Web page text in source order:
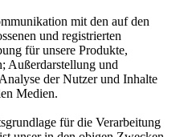
mit den auf den
und registrierten
für unsere Produkte,
Außerdarstellung und
der Nutzer und Inhalte
Medien.
für die Verarbeitung